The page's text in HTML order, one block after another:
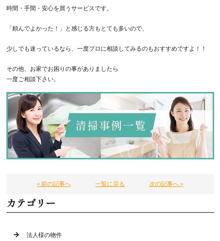
時間・手間・安心を買うサービスです。
「頼んでよかった！」と感じる方もとても多いので、
少しでも迷っているなら、一度プロに相談してみるのもおすすめですよ！！
その他、お家でお困りの事がありましたら
一度ご相談下さい。
« 前の記事へ 一覧に戻る 次の記事へ »
カテゴリー
法人様の物件